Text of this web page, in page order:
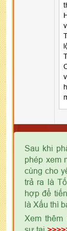
Sau khi
phép xem
cùng cho
trả ra là
hợp để
là Xấu thì
Xem